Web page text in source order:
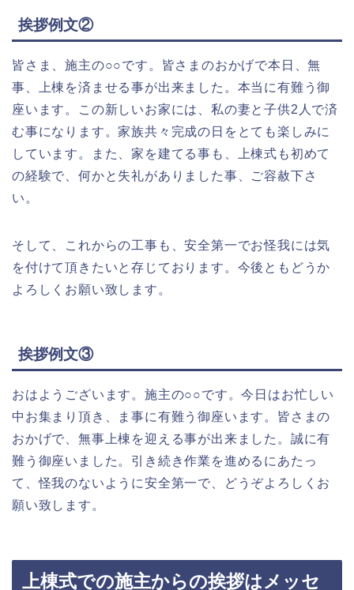
挨拶例文②
皆さま、施主の○○です。皆さまのおかげで本日、無
事、上棟を済ませる事が出来ました。本当に有難う御
座います。この新しいお家には、私の妻と子供2人で済
む事になります。家族共々完成の日をとても楽しみに
しています。また、家を建てる事も、上棟式も初めて
の経験で、何かと失礼がありました事、ご容赦下さ
い。
そして、これからの工事も、安全第一でお怪我には気
を付けて頂きたいと存じております。今後ともどうか
よろしくお願い致します。
挨拶例文③
おはようございます。施主の○○です。今日はお忙しい
中お集まり頂き、ま事に有難う御座います。皆さまの
おかげで、無事上棟を迎える事が出来ました。誠に有
難う御座いました。引き続き作業を進めるにあたっ
て、怪我のないように安全第一で、どうぞよろしくお
願い致します。
上棟式での施主からの挨拶はメッセ